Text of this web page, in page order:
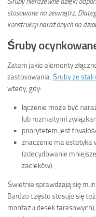
stosowane na zewnątrz.
konstrukcji narażonych na
Śruby
Zatem jakie elementy
zastosowania. Śruby ze
wtedy, gdy:
łączenie może być
lub rozmaitymi
priorytetem jest
znaczenie ma estetyka
(zdecydowanie
zacieków).
Świetnie sprawdzają się
Bardzo często stosuje się
montażu desek